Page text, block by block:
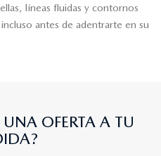
líneas fluidas y contornos
antes de adentrarte en su
UNA OFERTA A TU